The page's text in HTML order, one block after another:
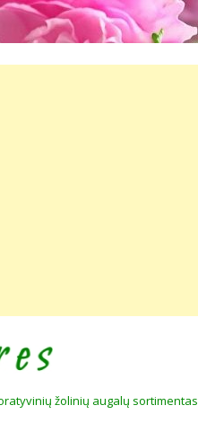
žolinių augalų sortimentas